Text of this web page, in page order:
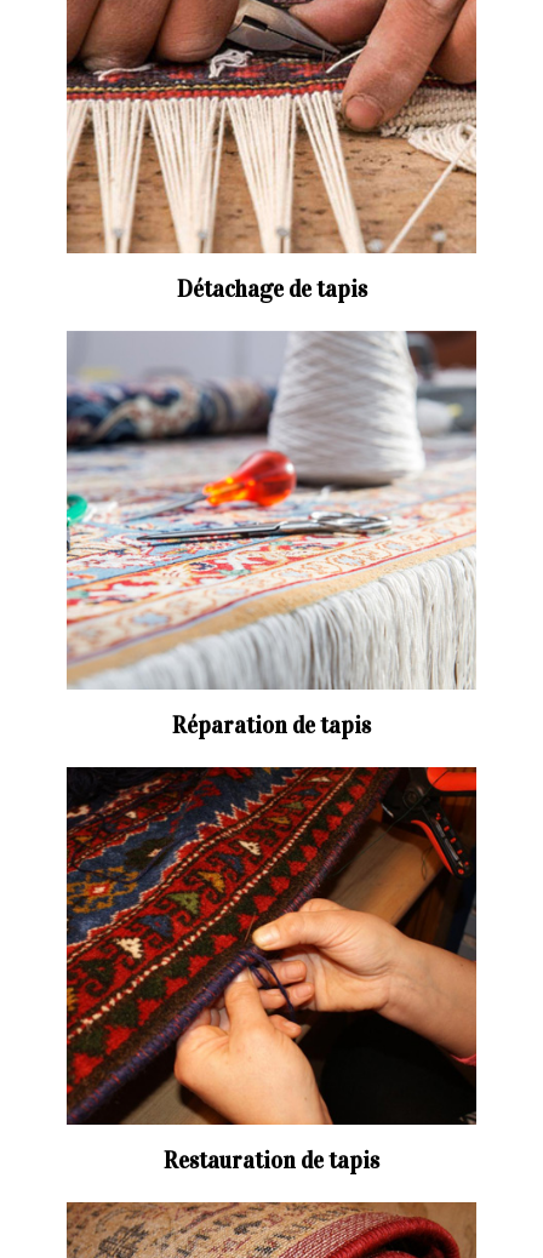
Détachage de tapis
Réparation de tapis
Restauration de tapis